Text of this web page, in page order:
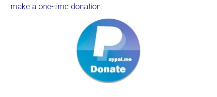
make a one-time donation.